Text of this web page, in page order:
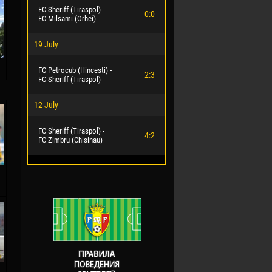
FC Sheriff (Tiraspol) -
FC Milsami (Orhei)
0:0
19 July
FC Petrocub (Hincesti) -
FC Sheriff (Tiraspol)
2:3
12 July
FC Sheriff (Tiraspol) -
FC Zimbru (Chisinau)
4:2